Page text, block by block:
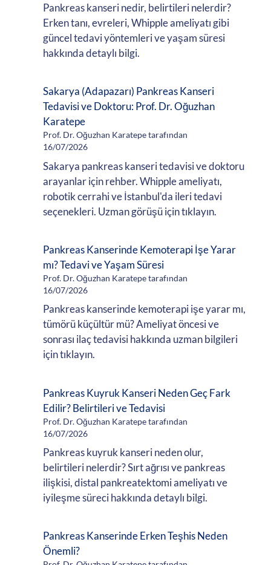
Pankreas kanseri nedir, belirtileri nelerdir?
Erken tanı, evreleri, Whipple ameliyatı gibi
güncel tedavi yöntemleri ve yaşam süresi
hakkında detaylı bilgi.
Sakarya (Adapazarı) Pankreas Kanseri
Tedavisi ve Doktoru: Prof. Dr. Oğuzhan
Karatepe
Prof. Dr. Oğuzhan Karatepe tarafından
16/07/2026
Sakarya pankreas kanseri tedavisi ve doktoru
arayanlar için rehber. Whipple ameliyatı,
robotik cerrahi ve İstanbul'da ileri tedavi
seçenekleri. Uzman görüşü için tıklayın.
Pankreas Kanserinde Kemoterapi İşe Yarar
mı? Tedavi ve Yaşam Süresi
Prof. Dr. Oğuzhan Karatepe tarafından
16/07/2026
Pankreas kanserinde kemoterapi işe yarar mı,
tümörü küçültür mü? Ameliyat öncesi ve
sonrası ilaç tedavisi hakkında uzman bilgileri
için tıklayın.
Pankreas Kuyruk Kanseri Neden Geç Fark
Edilir? Belirtileri ve Tedavisi
Prof. Dr. Oğuzhan Karatepe tarafından
16/07/2026
Pankreas kuyruk kanseri neden olur,
belirtileri nelerdir? Sırt ağrısı ve pankreas
ilişkisi, distal pankreatektomi ameliyatı ve
iyileşme süreci hakkında detaylı bilgi.
Pankreas Kanserinde Erken Teşhis Neden
Önemli?